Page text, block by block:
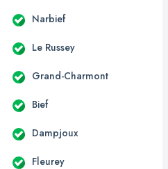
Narbief
Le Russey
Grand-Charmont
Bief
Dampjoux
Fleurey